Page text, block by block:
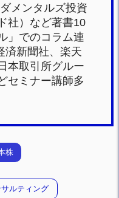
メンタルズ投資
社）など著書10
」でのコラム連
済新聞社、楽天
本取引所グルー
セミナー講師多
株
ルティング